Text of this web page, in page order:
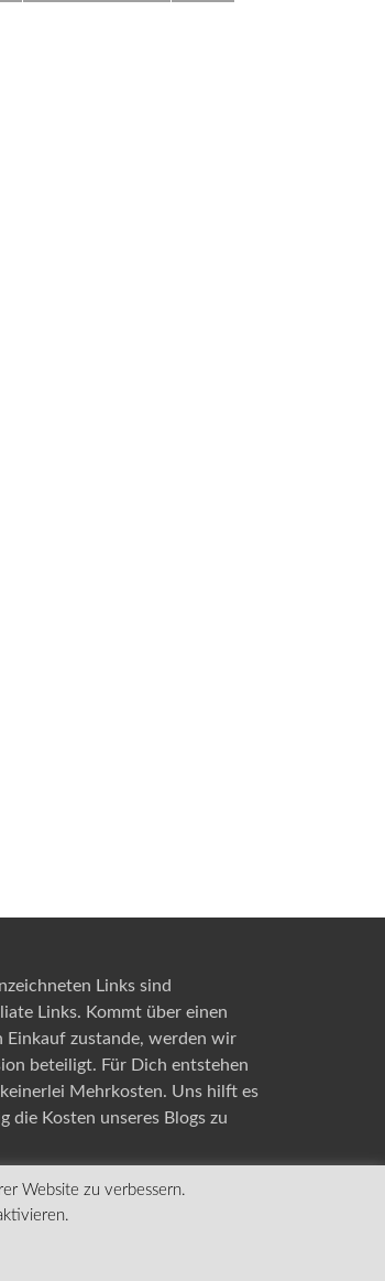
Links sind
Links. Kommt über einen
Einkauf zustande, werden wir
beteiligt. Für Dich entstehen
Mehrkosten. Uns hilft es
die Kosten unseres Blogs zu
Website zu verbessern.